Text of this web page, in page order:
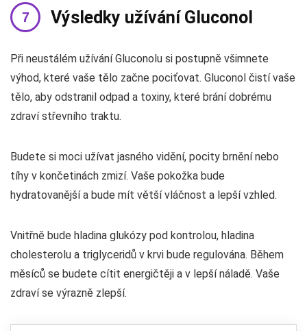
Výsledky užívání Gluconol
Při neustálém užívání Gluconolu si postupně všimnete
výhod, které vaše tělo začne pociťovat. Gluconol čistí vaše
tělo, aby odstranil odpad a toxiny, které brání dobrému
zdraví střevního traktu.
Budete si moci užívat jasného vidění, pocity brnění nebo
tíhy v končetinách zmizí. Vaše pokožka bude
hydratovanější a bude mít větší vláčnost a lepší vzhled.
Vnitřně bude hladina glukózy pod kontrolou, hladina
cholesterolu a triglyceridů v krvi bude regulována. Během
měsíců se budete cítit energičtěji a v lepší náladě. Vaše
zdraví se výrazně zlepší.